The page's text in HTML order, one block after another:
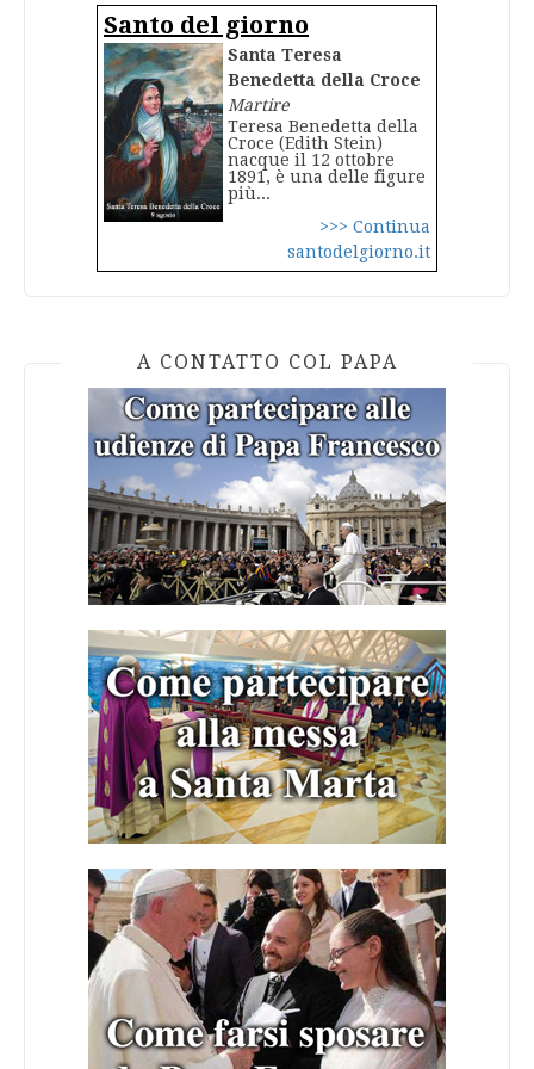
Santo del giorno
Santa Teresa
Benedetta della Croce
Martire
Teresa Benedetta della
Croce (Edith Stein)
nacque il 12 ottobre
1891, è una delle figure
più...
>>> Continua
santodelgiorno.it
A CONTATTO COL PAPA